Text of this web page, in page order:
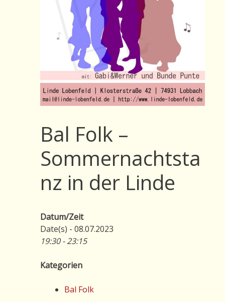
Bal Folk –
Sommernachtsta
nz in der Linde
Datum/Zeit
Date(s) - 08.07.2023
19:30 - 23:15
Kategorien
Bal Folk